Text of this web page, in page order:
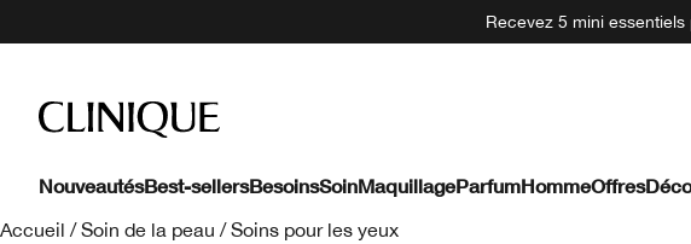
Recevez 5 mini
NouveautésBest-sellersBesoinsSoinMaquillageParfumHommeOffres
Accueil / Soin de la peau / Soins pour les yeux